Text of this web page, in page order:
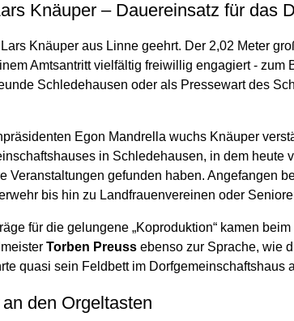
Knäuper – Dauereinsatz für das
Knäuper aus Linne geehrt. Der 2,02 Meter
Amtsantritt vielfältig freiwillig engagiert - zum
Schledehausen oder als Pressewart des
Egon Mandrella wuchs Knäuper
in Schledehausen, in dem heute
Veranstaltungen gefunden haben. Angefangen
bis hin zu Landfrauenvereinen oder
für die gelungene „Koproduktion“ kamen
Torben Preuss ebenso zur Sprache, wie
quasi sein Feldbett im Dorfgemeinschaftshaus
den Orgeltasten